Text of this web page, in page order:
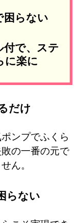
困らない
付で、ステ
に楽に
だけ
ンプでふくら
の一番の元で
ん。
らない